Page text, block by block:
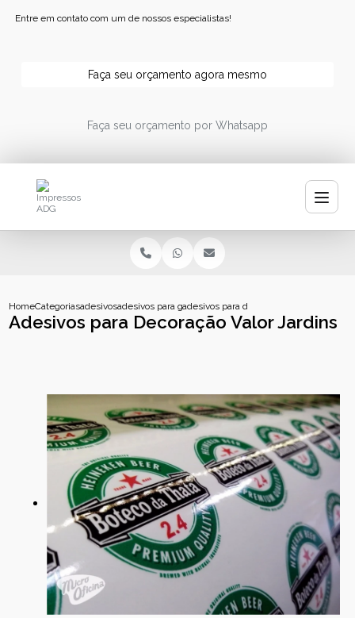
Entre em contato com um de nossos especialistas!
Faça seu orçamento agora mesmo
Faça seu orçamento por Whatsapp
HomeCategoriasadesivosadesivos para garrafa de aguaadesivos para decoracao valor jardins
Adesivos para Decoração Valor Jardins